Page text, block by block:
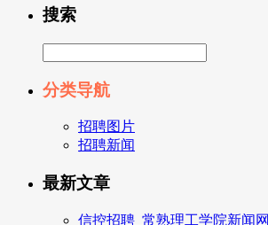
搜索
分类导航
招聘图片
招聘新闻
最新文章
信控招聘_常熟理工学院新闻网